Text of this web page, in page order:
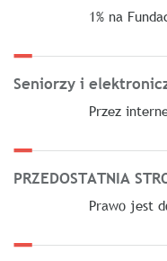
1% na
Seniorzy i
Przez
PRZEDOSTATNIA
Prawo jest